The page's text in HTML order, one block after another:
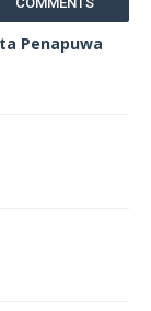
Penapuwa